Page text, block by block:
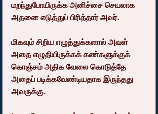
மறந்துபோயிருக்க அனிச்சை செயலாக
அதனை எடுத்துப் பிரித்தார் அவர்.
மிகவும் சிறிய எழுத்துக்களால் அவள்
அதை எழுதியிருக்கக் கண்களுக்குக்
கொஞ்சம் அதிக வேலை கொடுத்தே
அதைப் படிக்கவேண்டியதாக இருந்தது
அவருக்கு.